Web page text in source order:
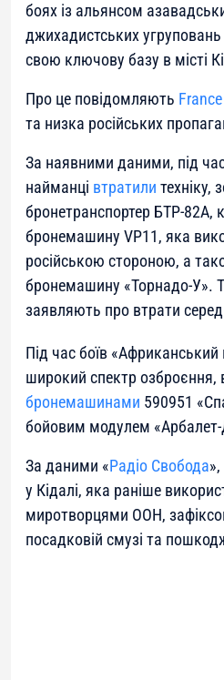
боях із альянсом
джихадистських
свою ключову базу в місті
Про це повідомляють
та низка російських
За наявними даними, під час
найманці втратили техніку,
бронетранспортер БТР-82А,
бронемашину VP11, яка
російською стороною, а
бронемашину «Торнадо-У».
заявляють про втрати
Під час боїв
широкий спектр озброєння,
бронемашинами 590951
бойовим модулем
За даними «Радіо Свобода
у Кідалі, яка раніше
миротворцями ООН,
посадковій смузі та